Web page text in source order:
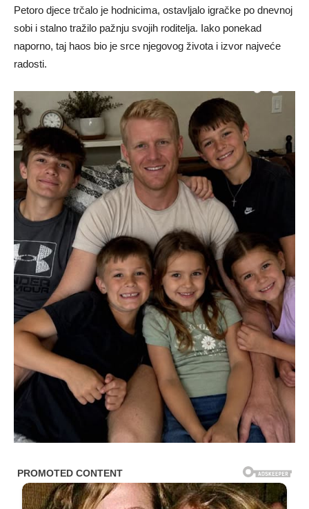
Petoro djece trčalo je hodnicima, ostavljalo igračke po dnevnoj
sobi i stalno tražilo pažnju svojih roditelja. Iako ponekad
naporno, taj haos bio je srce njegovog života i izvor najveće
radosti.